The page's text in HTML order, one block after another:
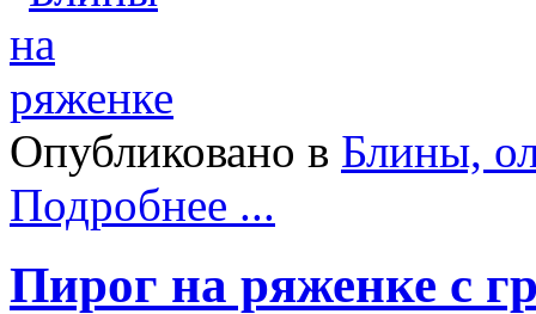
Опубликовано в Блины,
Подробнее ...
Пирог на ряженке с